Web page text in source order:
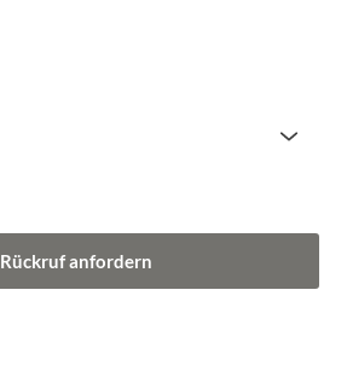
Rückruf anfordern